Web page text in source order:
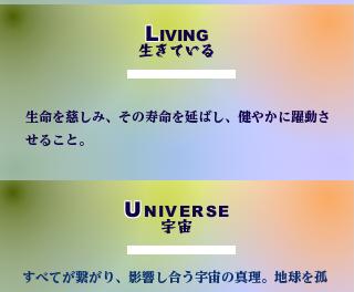
LIVING
生きている
生命を慈しみ、その寿命を延ばし、健やかに躍動さ
せること。
UNIVERSE
宇宙
すべてが繋がり、影響し合う宇宙の真理。地球を孤